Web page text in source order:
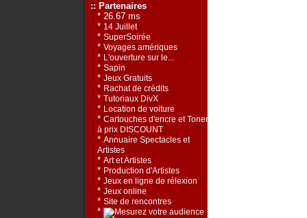
:: Partenaires
* 26.67 ms
* 14 Juillet
* SuperSoirée
* Voyages amériques
* L'ouverture sur le...
* Sapin
* Jeux Gratuits
* Rachat de crédits
* Tutoriaux DivX
* Location de voiture
* Cartouches d'encre et Toners
à prix DISCOUNT
* Annuaire Spectacles et
Artistes
* Art et Artistes
* Production d'Artistes
* Jeux en ligne de rélexion
* Jeux online
* Site de rencontres
*